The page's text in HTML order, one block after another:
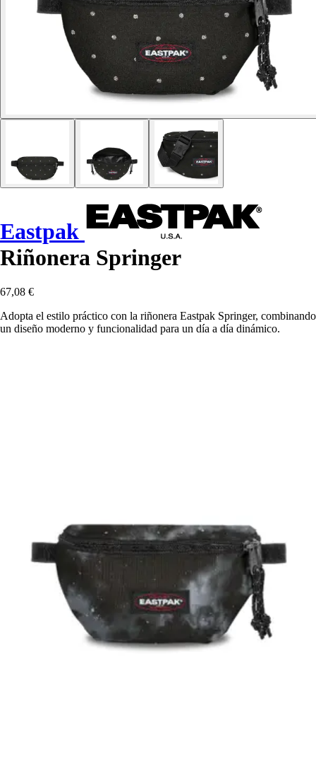
Eastpak
Riñonera Springer
67,08 €
Adopta el estilo práctico con la riñonera Eastpak Springer, combinando
un diseño moderno y funcionalidad para un día a día dinámico.